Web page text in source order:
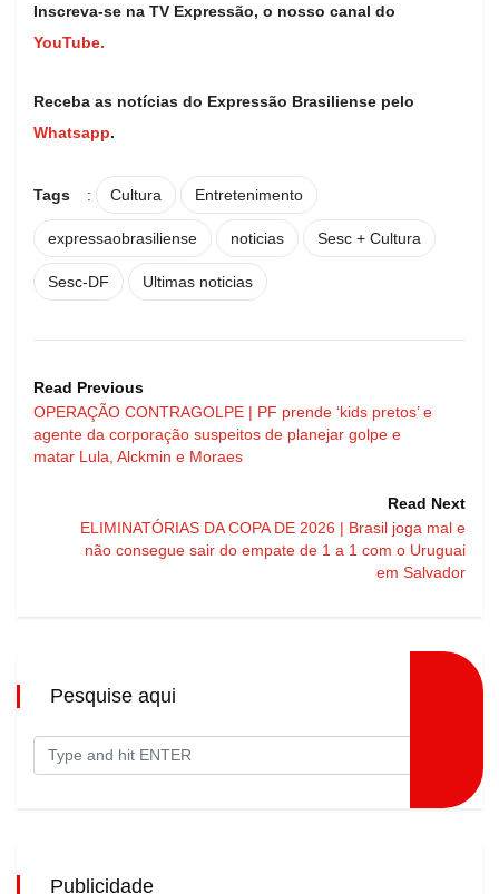
Inscreva-se na TV Expressão, o nosso canal do
YouTube.
Receba as notícias do Expressão Brasiliense pelo
Whatsapp.
Tags : Cultura Entretenimento
expressaobrasiliense noticias Sesc + Cultura
Sesc-DF Ultimas noticias
Read Previous
OPERAÇÃO CONTRAGOLPE | PF prende ‘kids pretos’ e
agente da corporação suspeitos de planejar golpe e
matar Lula, Alckmin e Moraes
Read Next
ELIMINATÓRIAS DA COPA DE 2026 | Brasil joga mal e
não consegue sair do empate de 1 a 1 com o Uruguai
em Salvador
Pesquise aqui
Publicidade